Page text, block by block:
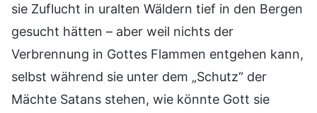
sie Zuflucht in uralten Wäldern tief in den Bergen
gesucht hätten – aber weil nichts der
Verbrennung in Gottes Flammen entgehen kann,
selbst während sie unter dem „Schutz“ der
Mächte Satans stehen, wie könnte Gott sie